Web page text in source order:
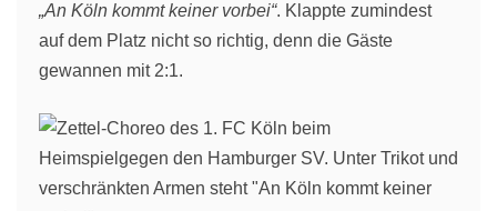
„An Köln kommt keiner vorbei“. Klappte zumindest
auf dem Platz nicht so richtig, denn die Gäste
gewannen mit 2:1.